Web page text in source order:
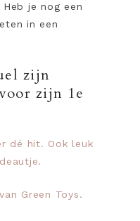
je nog een
in een
zijn
zijn 1e
dé hit. Ook leuk
Green Toys.